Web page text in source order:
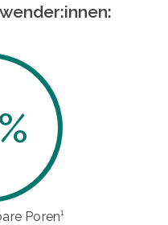
%
Poren¹